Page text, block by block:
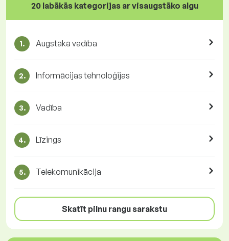
20 labākās kategorijas ar visaugstāko algu
1. Augstākā vadība
2. Informācijas tehnoloģijas
3. Vadība
4. Līzings
5. Telekomunikācija
Skatīt pilnu rangu sarakstu